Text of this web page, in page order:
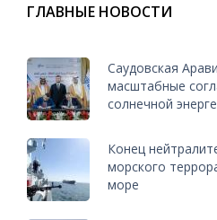
ГЛАВНЫЕ НОВОСТИ
Саудовская
масштабные
солнечной
Конец
морского
море